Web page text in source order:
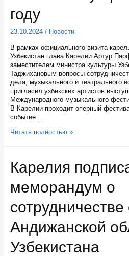
году
23.10.2024/ Новости
В рамках официального визита
Узбекистан глава Карелии Артур
заместителем министра культуры
Таджихановым вопросы
дела, музыкального и театрального
пригласил узбекских артистов
Международного музыкального
В Карелии проходит оперный
событие …
Узбекских
фестиваль
Ruskeala
Symphony
в
году
Читать полностью »
Карелия
меморандум о
сотрудничестве
Андижанской
Узбекистана